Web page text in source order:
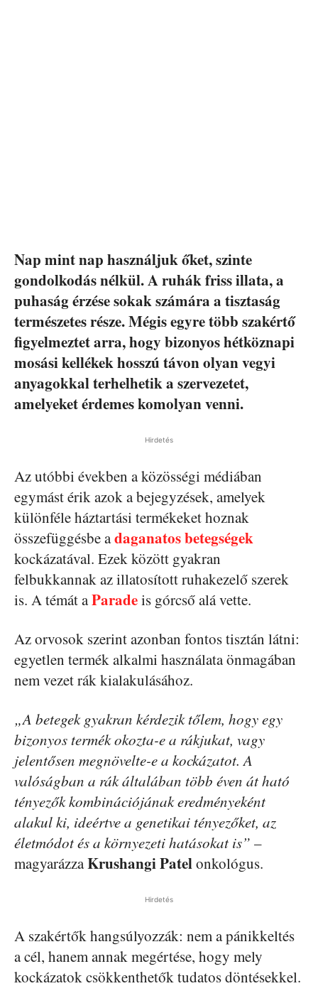
Nap mint nap használjuk őket, szinte
gondolkodás nélkül. A ruhák friss illata, a
puhaság érzése sokak számára a tisztaság
természetes része. Mégis egyre több szakértő
figyelmeztet arra, hogy bizonyos hétköznapi
mosási kellékek hosszú távon olyan vegyi
anyagokkal terhelhetik a szervezetet,
amelyeket érdemes komolyan venni.
Hirdetés
Az utóbbi években a közösségi médiában
egymást érik azok a bejegyzések, amelyek
különféle háztartási termékeket hoznak
összefüggésbe adaganatos betegségek
kockázatával. Ezek között gyakran
felbukkannak az illatosított ruhakezelő szerek
is. A témát aParadeis górcső alá vette.
Az orvosok szerint azonban fontos tisztán látni:
egyetlen termék alkalmi használata önmagában
nem vezet rák kialakulásához.
„A betegek gyakran kérdezik tőlem, hogy egy
bizonyos termék okozta-e a rákjukat, vagy
jelentősen megnövelte-e a kockázatot. A
valóságban a rák általában több éven át ható
tényezők kombinációjának eredményeként
alakul ki, ideértve a genetikai tényezőket, az
életmódot és a környezeti hatásokat is” –
magyarázzaKrushangi Patelonkológus.
Hirdetés
A szakértők hangsúlyozzák: nem a pánikkeltés
a cél, hanem annak megértése, hogy mely
kockázatok csökkenthetők tudatos döntésekkel.